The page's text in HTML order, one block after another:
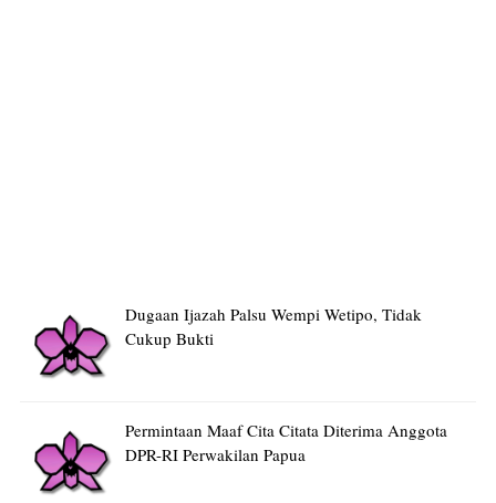
Dugaan Ijazah Palsu Wempi Wetipo, Tidak
Cukup Bukti
Permintaan Maaf Cita Citata Diterima Anggota
DPR-RI Perwakilan Papua